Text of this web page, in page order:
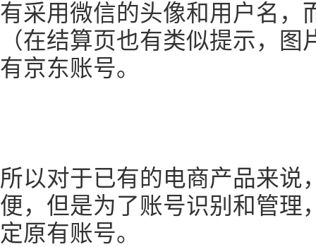
有采用微信的头像和用户名，
（在结算页也有类似提示，
有京东账号。
所以对于已有的电商产品来说
便，但是为了账号识别和管理
定原有账号。